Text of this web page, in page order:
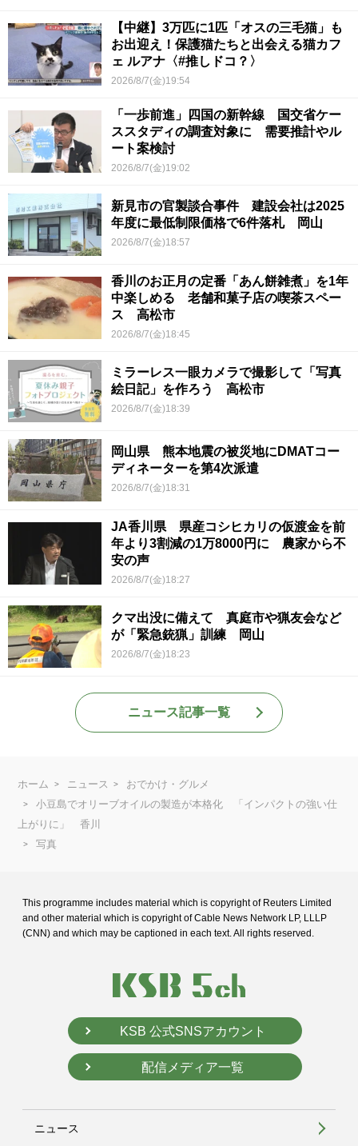
【中継】3万匹に1匹「オスの三毛猫」も
お出迎え！保護猫たちと出会える猫カフ
ェ ルアナ〈#推しドコ？〉
2026/8/7(金)19:54
「一歩前進」四国の新幹線 国交省ケー
ススタディの調査対象に 需要推計やル
ート案検討
2026/8/7(金)19:02
新見市の官製談合事件 建設会社は2025
年度に最低制限価格で6件落札 岡山
2026/8/7(金)18:57
香川のお正月の定番「あん餅雑煮」を1年
中楽しめる 老舗和菓子店の喫茶スペー
ス 高松市
2026/8/7(金)18:45
ミラーレス一眼カメラで撮影して「写真
絵日記」を作ろう 高松市
2026/8/7(金)18:39
岡山県 熊本地震の被災地にDMATコー
ディネーターを第4次派遣
2026/8/7(金)18:31
JA香川県 県産コシヒカリの仮渡金を前
年より3割減の1万8000円に 農家から不
安の声
2026/8/7(金)18:27
クマ出没に備えて 真庭市や猟友会など
が「緊急銃猟」訓練 岡山
2026/8/7(金)18:23
ニュース記事一覧
ホーム ニュース
おでかけ・グルメ
小豆島でオリーブオイルの製造が本格化 「インパクトの強い仕
上がりに」 香川
写真
This programme includes material which is copyright of Reuters Limited
and other material which is copyright of Cable News Network LP, LLLP
(CNN) and which may be captioned in each text. All rights reserved.
KSB 公式SNSアカウント
配信メディア一覧
ニュース